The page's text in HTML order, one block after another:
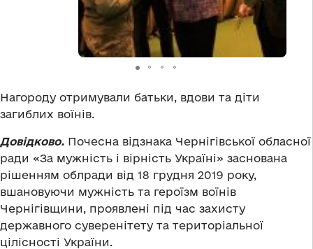
Нагороду отримували батьки, вдови та діти
загиблих воїнів.
Довідково. Почесна відзнака Чернігівської обласної
ради «За мужність і вірність Україні» заснована
рішенням облради від 18 грудня 2019 року,
вшановуючи мужність та героїзм воїнів
Чернігівщини, проявлені під час захисту
державного суверенітету та територіальної
цілісності України.